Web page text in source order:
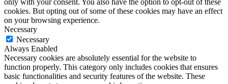
only with your consent. You also have the option to opt-out of these
cookies. But opting out of some of these cookies may have an effect
on your browsing experience.
Necessary
Necessary
Always Enabled
Necessary cookies are absolutely essential for the website to
function properly. This category only includes cookies that ensures
basic functionalities and security features of the website. These